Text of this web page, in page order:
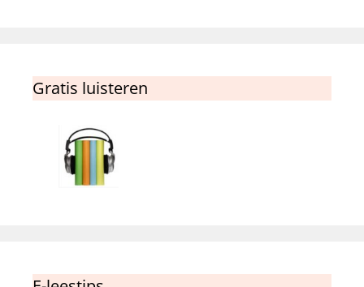
Gratis luisteren